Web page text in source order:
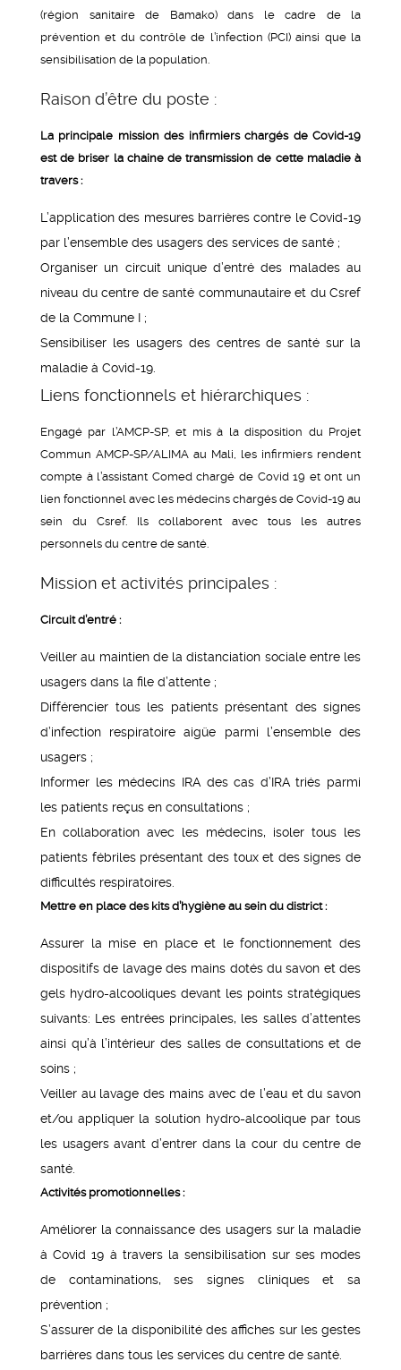
(région sanitaire de Bamako) dans le cadre de la
prévention et du contrôle de l’infection (PCI) ainsi que la
sensibilisation de la population.
Raison d’être du poste :
La principale mission des infirmiers chargés de Covid-19
est de briser la chaine de transmission de cette maladie à
travers :
L’application des mesures barrières contre le Covid-19
par l’ensemble des usagers des services de santé ;
Organiser un circuit unique d’entré des malades au
niveau du centre de santé communautaire et du Csref
de la Commune I ;
Sensibiliser les usagers des centres de santé sur la
maladie à Covid-19.
Liens fonctionnels et hiérarchiques :
Engagé par l’AMCP-SP, et mis à la disposition du Projet
Commun AMCP-SP/ALIMA au Mali, les infirmiers rendent
compte à l’assistant Comed chargé de Covid 19 et ont un
lien fonctionnel avec les médecins chargés de Covid-19 au
sein du Csref. Ils collaborent avec tous les autres
personnels du centre de santé.
Mission et activités principales :
Circuit d’entré :
Veiller au maintien de la distanciation sociale entre les
usagers dans la file d’attente ;
Différencier tous les patients présentant des signes
d’infection respiratoire aigüe parmi l’ensemble des
usagers ;
Informer les médecins IRA des cas d’IRA triés parmi
les patients reçus en consultations ;
En collaboration avec les médecins, isoler tous les
patients fébriles présentant des toux et des signes de
difficultés respiratoires.
Mettre en place des kits d’hygiène au sein du district :
Assurer la mise en place et le fonctionnement des
dispositifs de lavage des mains dotés du savon et des
gels hydro-alcooliques devant les points stratégiques
suivants: Les entrées principales, les salles d’attentes
ainsi qu’à l’intérieur des salles de consultations et de
soins ;
Veiller au lavage des mains avec de l’eau et du savon
et/ou appliquer la solution hydro-alcoolique par tous
les usagers avant d’entrer dans la cour du centre de
santé.
Activités promotionnelles :
Améliorer la connaissance des usagers sur la maladie
à Covid 19 à travers la sensibilisation sur ses modes
de contaminations, ses signes cliniques et sa
prévention ;
S’assurer de la disponibilité des affiches sur les gestes
barrières dans tous les services du centre de santé.